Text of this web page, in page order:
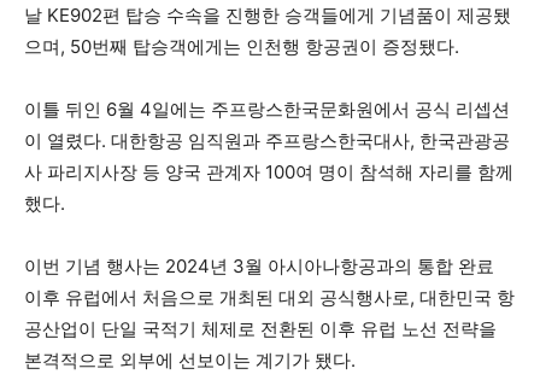
날 KE902편 탑승 수속을 진행한 승객들에게 기념품이 제공됐
으며, 50번째 탑승객에게는 인천행 항공권이 증정됐다.
이틀 뒤인 6월 4일에는 주프랑스한국문화원에서 공식 리셉션
이 열렸다. 대한항공 임직원과 주프랑스한국대사, 한국관광공
사 파리지사장 등 양국 관계자 100여 명이 참석해 자리를 함께
했다.
이번 기념 행사는 2024년 3월 아시아나항공과의 통합 완료
이후 유럽에서 처음으로 개최된 대외 공식행사로, 대한민국 항
공산업이 단일 국적기 체제로 전환된 이후 유럽 노선 전략을
본격적으로 외부에 선보이는 계기가 됐다.